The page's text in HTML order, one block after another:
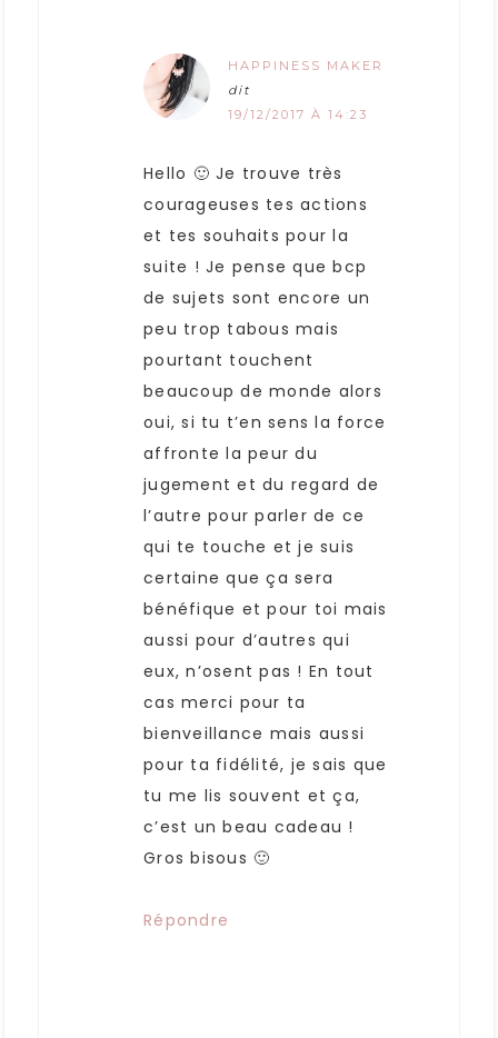
HAPPINESS MAKER
dit
19/12/2017 À 14:23
Hello 🙂 Je trouve très
courageuses tes actions
et tes souhaits pour la
suite ! Je pense que bcp
de sujets sont encore un
peu trop tabous mais
pourtant touchent
beaucoup de monde alors
oui, si tu t’en sens la force
affronte la peur du
jugement et du regard de
l’autre pour parler de ce
qui te touche et je suis
certaine que ça sera
bénéfique et pour toi mais
aussi pour d’autres qui
eux, n’osent pas ! En tout
cas merci pour ta
bienveillance mais aussi
pour ta fidélité, je sais que
tu me lis souvent et ça,
c’est un beau cadeau !
Gros bisous 🙂
Répondre